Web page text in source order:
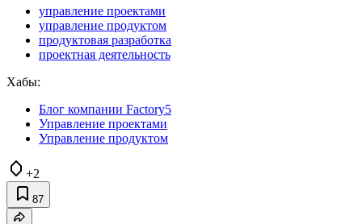
управление проектами
управление продуктом
продуктовая разработка
проектная деятельность
Хабы:
Блог компании Factory5
Управление проектами
Управление продуктом
+2
87